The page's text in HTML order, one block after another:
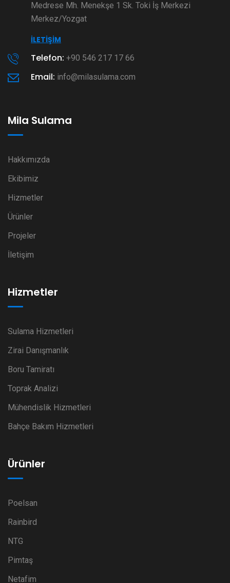
Medrese Mh. Menekşe 1 Sk. Toki İş Merkezi
Merkez/Yozgat
İLETIŞIM
Telefon: +90 546 217 17 66
Email: info@milasulama.com
Mila Sulama
Hakkımızda
Ekibimiz
Hizmetler
Ürünler
Projeler
İletişim
Hizmetler
Sulama Hizmetleri
Zirai Danışmanlık
Boru Tamiratı
Toprak Analizi
Mühendislik Hizmetleri
Bahçe Bakım Hizmetleri
Ürünler
Poelsan
Rainbird
NTG
Pimtaş
Netafim